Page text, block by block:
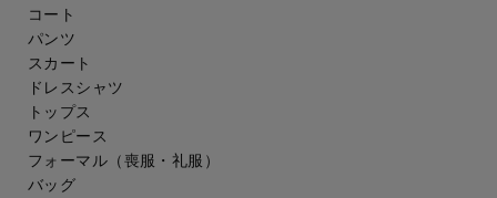
コート
パンツ
スカート
ドレスシャツ
トップス
ワンピース
フォーマル（喪服・礼服）
バッグ